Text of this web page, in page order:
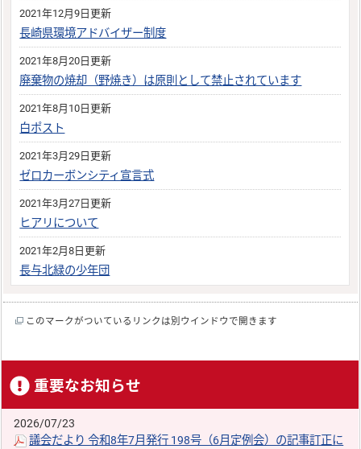
2021年12月9日更新
長崎県環境アドバイザー制度
2021年8月20日更新
廃棄物の焼却（野焼き）は原則として禁止されています
2021年8月10日更新
白ポスト
2021年3月29日更新
ゼロカーボンシティ宣言式
2021年3月27日更新
ヒアリについて
2021年2月8日更新
長与北緑の少年団
このマークがついているリンクは別ウインドウで開きます
重要なお知らせ
2026/07/23
議会だより 令和8年7月発行 198号（6月定例会）の記事訂正に